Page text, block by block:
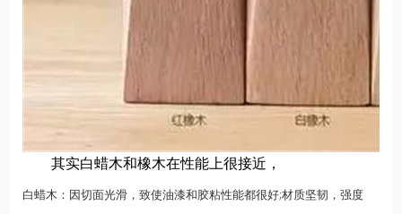
其实白蜡木和橡木在性能上很接近，
白蜡木：因切面光滑，致使油漆和胶粘性能都很好;材质坚韧，强度